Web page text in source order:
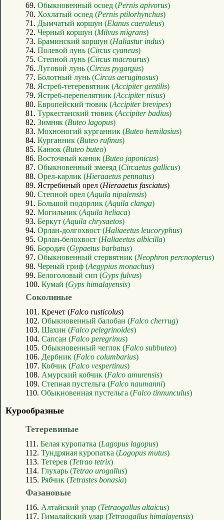
69. Обыкновенный осоед (Pernis apivorus)
70. Хохлатый осоед (Pernis ptilorhynchus)
71. Дымчатый коршун (Elanus caeruleus)
72. Черный коршун (Milvus migrans)
73. Браминский коршун (Haliastur indus)
74. Полевой лунь (Circus cyaneus)
75. Степной лунь (Circus macrourus)
76. Луговой лунь (Circus pygargus)
77. Болотный лунь (Circus aeruginosus)
78. Ястреб-тетеревятник (Accipiter gentilis)
79. Ястреб-перепелятник (Accipiter nisus)
80. Европейский тювик (Accipiter brevipes)
81. Туркестанский тювик (Accipiter badius)
82. Зимняк (Buteo lagopus)
83. Мохноногий курганник (Buteo hemilasius)
84. Курганник (Buteo rufinus)
85. Канюк (Buteo buteo)
86. Восточный канюк (Buteo japonicus)
87. Обыкновенный змееяд (Circaetus gallicus)
88. Орел-карлик (Hieraaetus pennatus)
89. Ястребиный орел (Hieraaetus fasciatus)
90. Степной орел (Aquila nipalensis)
91. Большой подорлик (Aquila clanga)
92. Могильник (Aquila heliaca)
93. Беркут (Aquila chrysaetos)
94. Орлан-долгохвост (Haliaeetus leucoryphus)
95. Орлан-белохвост (Haliaeetus albicilla)
96. Бородач (Gypaetus barbatus)
97. Обыкновенный стервятник (Neophron percnopterus)
98. Черный гриф (Aegypius monachus)
99. Белоголовый сип (Gyps fulvus)
100. Кумай (Gyps himalayensis)
Соколиные
101. Кречет (Falco rusticolus)
102. Обыкновенный балобан (Falco cherrug)
103. Шахин (Falco pelegrinoides)
104. Сапсан (Falco peregrinus)
105. Обыкновенный чеглок (Falco subbuteo)
106. Дербник (Falco columbarius)
107. Кобчик (Falco vespertinus)
108. Амурский кобчик (Falco amurensis)
109. Степная пустельга (Falco naumanni)
110. Обыкновенная пустельга (Falco tinnunculus)
Курообразные
Тетеревиные
111. Белая куропатка (Lagopus lagopus)
112. Тундряная куропатка (Lagopus mutus)
113. Тетерев (Tetrao tetrix)
114. Глухарь (Tetrao urogallus)
115. Рябчик (Tetrastes bonasia)
Фазановые
116. Алтайский улар (Tetraogallus altaicus)
117. Гималайский улар (Tetraogallus himalayensis)